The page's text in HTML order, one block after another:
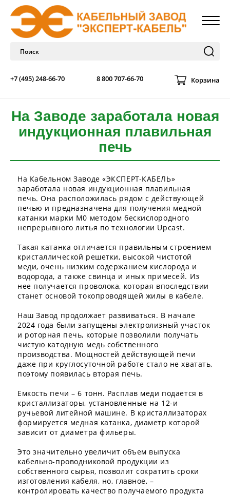
+7 (495) 248-66-70 8 800 707-66-70 Корзина
На Заводе заработала новая
индукционная плавильная
печь
На Кабельном Заводе «ЭКСПЕРТ-КАБЕЛЬ»
заработала новая индукционная плавильная
печь. Она расположилась рядом с действующей
печью и предназначена для получения медной
катанки марки М0 методом бескислородного
непрерывного литья по технологии Upcast.
Такая катанка отличается правильным строением
кристаллической решетки, высокой чистотой
меди, очень низким содержанием кислорода и
водорода, а также свинца и иных примесей. Из
нее получается проволока, которая впоследствии
станет основой токопроводящей жилы в кабеле.
Наш Завод продолжает развиваться. В начале
2024 года были запущены электролизный участок
и роторная печь, которые позволили получать
чистую катодную медь собственного
производства. Мощностей действующей печи
даже при круглосуточной работе стало не хватать,
поэтому появилась вторая печь.
Емкость печи – 6 тонн. Расплав меди подается в
кристаллизаторы, установленные на 12-и
ручьевой литейной машине. В кристаллизаторах
формируется медная катанка, диаметр которой
зависит от диаметра фильеры.
Это значительно увеличит объем выпуска
кабельно-проводниковой продукции из
собственного сырья, позволит сократить сроки
изготовления кабеля, но, главное, –
контролировать качество получаемого продукта